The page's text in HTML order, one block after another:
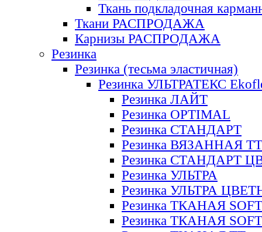
Ткань подкладочная
Ткани РАСПРОДАЖА
Карнизы РАСПРОДАЖА
Резинка
Резинка (тесьма эластичная)
Резинка УЛЬТРАТЕКС
Резинка ЛАЙТ
Резинка OPTIMAL
Резинка СТАНДАРТ
Резинка ВЯЗАННАЯ ТТ
Резинка СТАНДАРТ
Резинка УЛЬТРА
Резинка УЛЬТРА
Резинка ТКАНАЯ SOFT
Резинка ТКАНАЯ